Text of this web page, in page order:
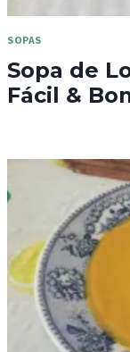
SOPAS
Sopa de
Fácil &